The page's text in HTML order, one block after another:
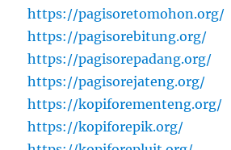
https://pagisoretomohon.org/
https://pagisorebitung.org/
https://pagisorepadang.org/
https://pagisorejateng.org/
https://kopiforementeng.org/
https://kopiforepik.org/